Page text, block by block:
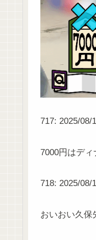
717: 2025/08/
7000円はディ
718: 2025/08/
おいおい久保